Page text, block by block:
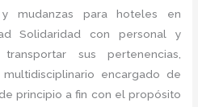
mudanzas para hoteles en
Solidaridad con personal y
sus pertenencias,
encargado de
principio a fin con el propósito